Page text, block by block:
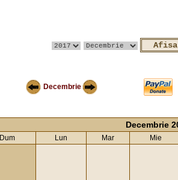
Decembrie
Decembrie
Dum Lun Mar Mie